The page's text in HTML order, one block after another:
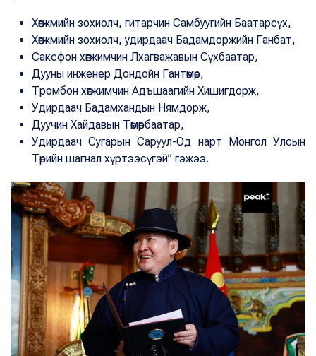
Хөгжмийн зохиолч, гитарчин Самбуугийн Баатарсүх,
Хөгжмийн зохиолч, удирдаач Бадамдоржийн Ганбат,
Саксфон хөгжимчин Лхагважавын Сүхбаатар,
Дууны инженер Дондойн Гантөмөр,
Тромбон хөгжимчин Адъшаагийн Хишигдорж,
Удирдаач Бадамхандын Нямдорж,
Дуучин Хайдавын Төмөрбаатар,
Удирдаач Сугарын Саруул-Од нарт Монгол Улсын
Төрийн шагнал хүртээсүгэй” гэжээ.